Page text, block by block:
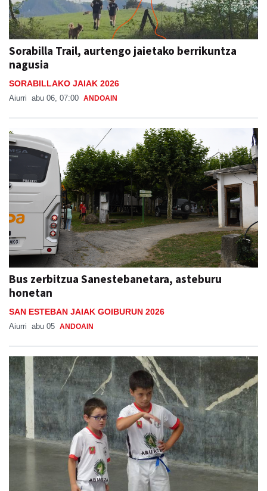
Sorabilla Trail, aurtengo jaietako berrikuntza
nagusia
SORABILLAKO JAIAK 2026
Aiurri abu 06, 07:00 ANDOAIN
Bus zerbitzua Sanestebanetara, asteburu
honetan
SAN ESTEBAN JAIAK GOIBURUN 2026
Aiurri abu 05 ANDOAIN